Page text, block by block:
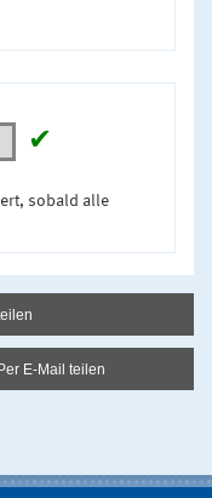
✔
sobald alle
E-Mail teilen